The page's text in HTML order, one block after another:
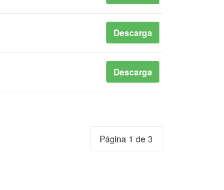
Descarga
Descarga
Página 1 de 3